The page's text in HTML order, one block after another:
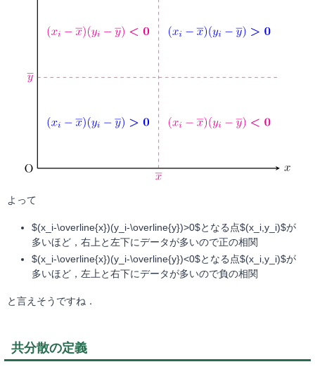
よって
$(x_i-\overline{x})(y_i-\overline{y})>0$となる点$(x_i,y_i)$が
多いほど，右上と左下にデータが多いので正の相関
$(x_i-\overline{x})(y_i-\overline{y})<0$となる点$(x_i,y_i)$が
多いほど，左上と右下にデータが多いので負の相関
と言えそうですね．
共分散の定義